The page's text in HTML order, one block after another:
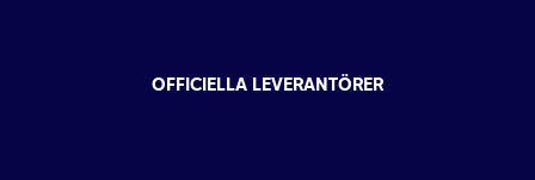
OFFICIELLA LEVERANTÖRER